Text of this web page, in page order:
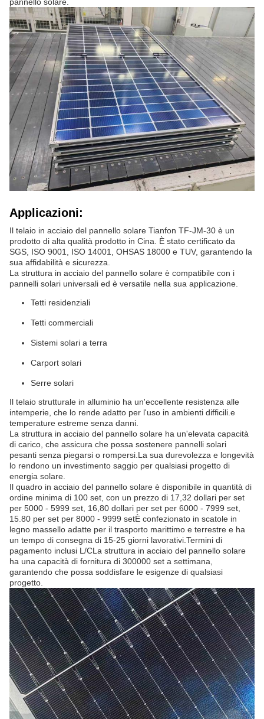
Applicazioni:
Il telaio in acciaio del pannello solare Tianfon TF-JM-30 è un
prodotto di alta qualità prodotto in Cina. È stato certificato da
SGS, ISO 9001, ISO 14001, OHSAS 18000 e TUV, garantendo la
sua affidabilità e sicurezza.
La struttura in acciaio del pannello solare è compatibile con i
pannelli solari universali ed è versatile nella sua applicazione.
Tetti residenziali
Tetti commerciali
Sistemi solari a terra
Carport solari
Serre solari
Il telaio strutturale in alluminio ha un'eccellente resistenza alle
intemperie, che lo rende adatto per l'uso in ambienti difficili.e
temperature estreme senza danni.
La struttura in acciaio del pannello solare ha un'elevata capacità
di carico, che assicura che possa sostenere pannelli solari
pesanti senza piegarsi o rompersi.La sua durevolezza e longevità
lo rendono un investimento saggio per qualsiasi progetto di
energia solare.
Il quadro in acciaio del pannello solare è disponibile in quantità di
ordine minima di 100 set, con un prezzo di 17,32 dollari per set
per 5000 - 5999 set, 16,80 dollari per set per 6000 - 7999 set,
15.80 per set per 8000 - 9999 setÈ confezionato in scatole in
legno massello adatte per il trasporto marittimo e terrestre e ha
un tempo di consegna di 15-25 giorni lavorativi.Termini di
pagamento inclusi L/CLa struttura in acciaio del pannello solare
ha una capacità di fornitura di 300000 set a settimana,
garantendo che possa soddisfare le esigenze di qualsiasi
progetto.